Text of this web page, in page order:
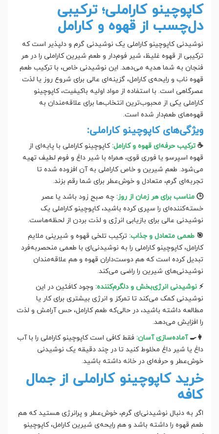
کاپوچینو کاراملی؛ ترکیبی
دل‌چسب از قهوه و کارامل
نوشیدنی کاپوچینو کاراملی یک نوشیدنی گرم و دلپذیر است که
ترکیبی از قهوه غلیظ، شیر فوم‌دار و طعم شیرین کاراملی را در هر
فنجان به شما هدیه می‌دهد. این نوشیدنی خاص، با ترکیب طعم
قهوه ناب و رایحه‌ی کارامل، گزینه‌ای عالی برای شروع روز یا لذت
عصرگاهی است. با استفاده از مواد اولیه باکیفیت، کاپوچینو
کاراملی یکی از محبوب‌ترین انتخاب‌ها برای علاقه‌مندان به
قهوه‌های طعم‌دار شده است.
ویژگی‌های کاپوچینو کاراملی:
☕ ترکیب حرفه‌ای قهوه و کارامل:کاپوچینو کاراملی با پایه‌ای از
قهوه اسپرسو یا فوری قوی، همراه با شیر داغ و فوم لطیف تهیه
می‌شود. طعم شیرین و خاص کاراملی به آن افزوده شده تا
تجربه‌ای گرم، متعادل و خوش‌عطر برای شما رقم بزند.
🕒 مناسب برای هر زمان از روز: چه صبح زود باشد یا عصر
خسته‌کننده‌ای را سپری کرده باشید، کاپوچینو کاراملی یک
نوشیدنی عالی برای بازیابی انرژی و لذت بردن از لحظه‌هاست.
🎯 طعمی متعادل و جذاب: ترکیب تلخی قهوه و شیرینی ملایم
کارامل، کاپوچینو کاراملی را به نوشیدنی‌ای با طعمی منحصربه‌فرد
تبدیل کرده است که هم دوست‌داران قهوه و هم علاقه‌مندان
نوشیدنی‌های شیرین را راضی می‌کند.
⚡ نوشیدنی انرژی‌بخش و دلگرم‌کننده: وجود کافئین در این
نوشیدنی کمک می‌کند تا تمرکز و انرژی بیشتری برای کار یا
مطالعه داشته باشید، در حالی‌که طعم کارامل، حس آرامش و لذت
را افزایش می‌دهد.
👩‍🍳آماده‌سازی آسان: فقط کافی است کاپوچینو کاراملی را با آب
داغ یا شیر داغ مخلوط کنید تا در چند دقیقه یک نوشیدنی
خوش‌عطر و حرفه‌ای در خانه داشته باشید.
خرید کاپوچینو کاراملی از جمال
کافه
اگر به دنبال نوشیدنی‌ای گرم، خوش‌عطر و پرانرژی هستید که هم
طعم قهوه را داشته باشد و هم رایحه‌ی شیرین کارامل، کاپوچینو